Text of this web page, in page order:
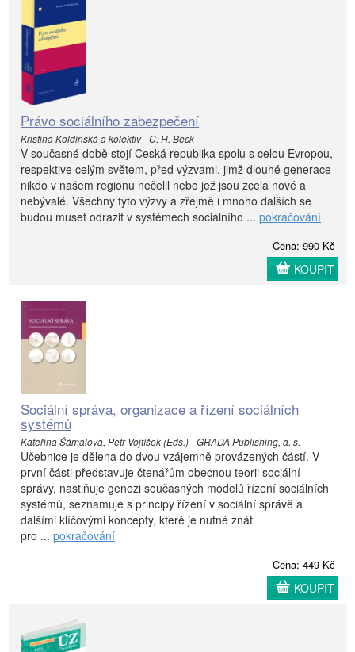
Právo sociálního zabezpečení
Kristina Koldinská a kolektiv - C. H. Beck
V současné době stojí Česká republika spolu s celou Evropou,
respektive celým světem, před výzvami, jimž dlouhé generace
nikdo v našem regionu nečelil nebo jež jsou zcela nové a
nebývalé. Všechny tyto výzvy a zřejmě i mnoho dalších se
budou muset odrazit v systémech sociálního ... pokračování
Cena: 990 Kč
KOUPIT
Sociální správa, organizace a řízení sociálních
systémů
Kateřina Šámalová, Petr Vojtíšek (Eds.) - GRADA Publishing, a. s.
Učebnice je dělena do dvou vzájemně provázených částí. V
první části představuje čtenářům obecnou teorii sociální
správy, nastiňuje genezi současných modelů řízení sociálních
systémů, seznamuje s principy řízení v sociální správě a
dalšími klíčovými koncepty, které je nutné znát
pro ... pokračování
Cena: 449 Kč
KOUPIT